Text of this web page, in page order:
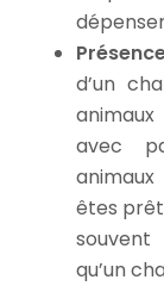
d’un
avec
êtes
qu’un